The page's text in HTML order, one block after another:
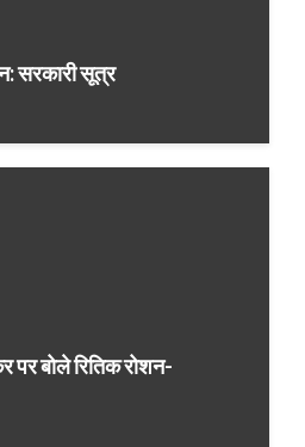
सरकारी सूत्र
पर बोले रितिक रोशन-